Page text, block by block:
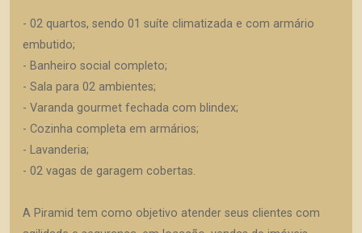
- 02 quartos, sendo 01 suíte climatizada e com armário
embutido;
- Banheiro social completo;
- Sala para 02 ambientes;
- Varanda gourmet fechada com blindex;
- Cozinha completa em armários;
- Lavanderia;
- 02 vagas de garagem cobertas.
A Piramid tem como objetivo atender seus clientes com